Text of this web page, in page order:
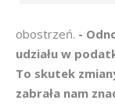
obostrzeń. -
udziału w
To skutek
zabrała nam